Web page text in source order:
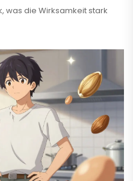
was die Wirksamkeit stark